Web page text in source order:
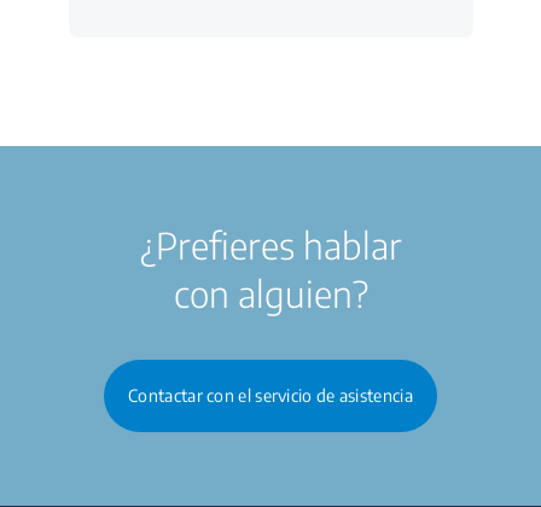
¿Prefieres hablar
con alguien?
Contactar con el servicio de asistencia